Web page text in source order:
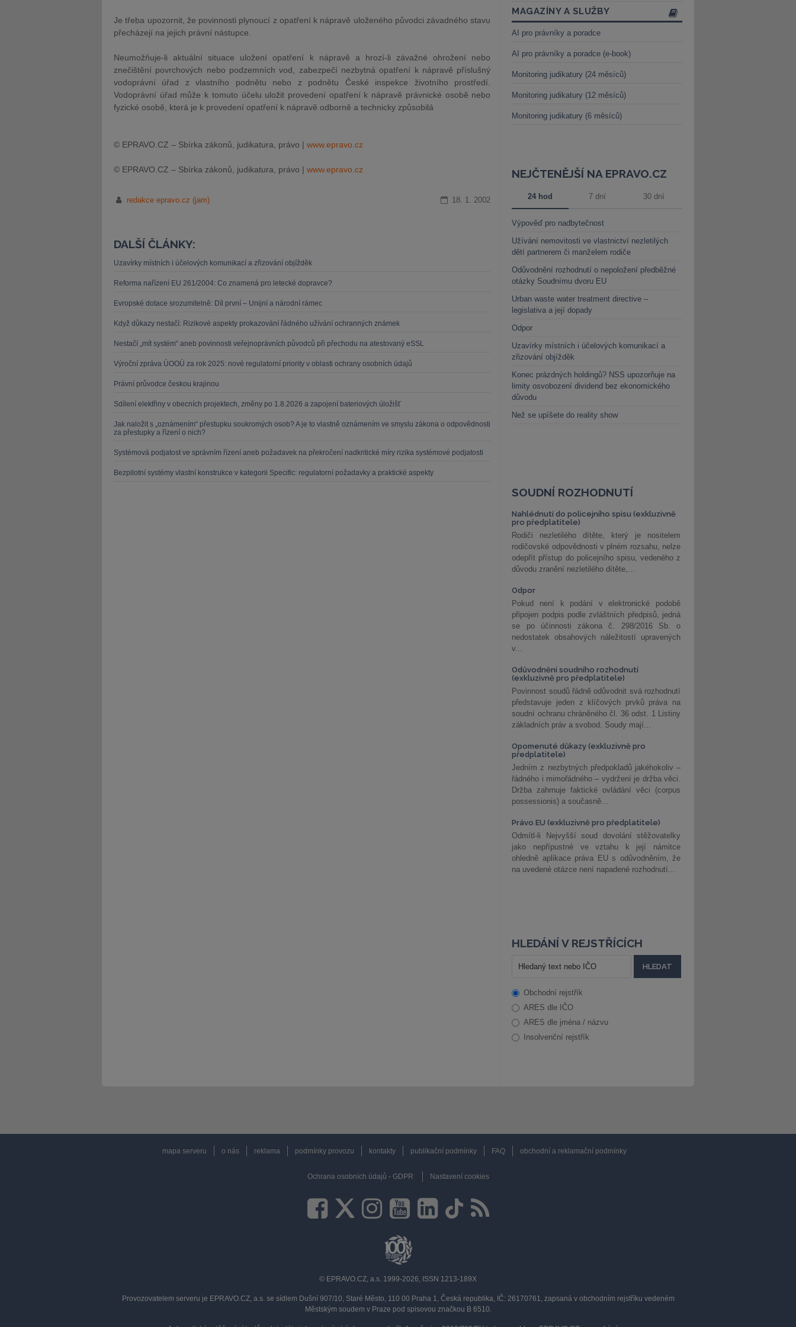
Je třeba upozornit, že povinnosti plynoucí z opatření k nápravě uloženého původci závadného stavu
přecházejí na jejich právní nástupce.
Neumožňuje-li aktuální situace uložení opatření k nápravě a hrozí-li závažné ohrožení nebo
znečištění povrchových nebo podzemních vod, zabezpečí nezbytná opatření k nápravě příslušný
vodoprávní úřad z vlastního podnětu nebo z podnětu České inspekce životního prostředí.
Vodoprávní úřad může k tomuto účelu uložit provedení opatření k nápravě právnické osobě nebo
fyzické osobě, která je k provedení opatření k nápravě odborně a technicky způsobilá
© EPRAVO.CZ – Sbírka zákonů, judikatura, právo | www.epravo.cz
© EPRAVO.CZ – Sbírka zákonů, judikatura, právo | www.epravo.cz
redakce epravo.cz (jam) 18. 1. 2002
DALŠÍ ČLÁNKY:
Uzavírky místních i účelových komunikací a zřizování objížděk
Reforma nařízení EU 261/2004: Co znamená pro letecké dopravce?
Evropské dotace srozumitelně: Díl první – Unijní a národní rámec
Když důkazy nestačí: Rizikové aspekty prokazování řádného užívání ochranných známek
Nestačí „mít systém“ aneb povinnosti veřejnoprávních původců při přechodu na atestovaný eSSL
Výroční zpráva ÚOOÚ za rok 2025: nové regulatorní priority v oblasti ochrany osobních údajů
Právní průvodce českou krajinou
Sdílení elektřiny v obecních projektech, změny po 1.8.2026 a zapojení bateriových úložišť
Jak naložit s „oznámením“ přestupku soukromých osob? A je to vlastně oznámením ve smyslu zákona o odpovědnosti
za přestupky a řízení o nich?
Systémová podjatost ve správním řízení aneb požadavek na překročení nadkritické míry rizika systémové podjatosti
Bezpilotní systémy vlastní konstrukce v kategorii Specific: regulatorní požadavky a praktické aspekty
MAGAZÍNY A SLUŽBY
AI pro právníky a poradce
AI pro právníky a poradce (e-book)
Monitoring judikatury (24 měsíců)
Monitoring judikatury (12 měsíců)
Monitoring judikatury (6 měsíců)
NEJČTENĚJŠÍ NA EPRAVO.CZ
24 hod 7 dní 30 dní
Výpověď pro nadbytečnost
Užívání nemovitosti ve vlastnictví nezletilých
dětí partnerem či manželem rodiče
Odůvodnění rozhodnutí o nepoložení předběžné
otázky Soudnímu dvoru EU
Urban waste water treatment directive –
legislativa a její dopady
Odpor
Uzavírky místních i účelových komunikací a
zřizování objížděk
Konec prázdných holdingů? NSS upozorňuje na
limity osvobození dividend bez ekonomického
důvodu
Než se upíšete do reality show
SOUDNÍ ROZHODNUTÍ
Nahlédnutí do policejního spisu (exkluzivně
pro předplatitele)
Rodiči nezletilého dítěte, který je nositelem
rodičovské odpovědnosti v plném rozsahu, nelze
odepřít přístup do policejního spisu, vedeného z
důvodu zranění nezletilého dítěte,...
Odpor
Pokud není k podání v elektronické podobě
připojen podpis podle zvláštních předpisů, jedná
se po účinnosti zákona č. 298/2016 Sb. o
nedostatek obsahových náležitostí upravených
v...
Odůvodnění soudního rozhodnutí
(exkluzivně pro předplatitele)
Povinnost soudů řádně odůvodnit svá rozhodnutí
představuje jeden z klíčových prvků práva na
soudní ochranu chráněného čl. 36 odst. 1 Listiny
základních práv a svobod. Soudy mají...
Opomenuté důkazy (exkluzivně pro
předplatitele)
Jedním z nezbytných předpokladů jakéhokoliv –
řádného i mimořádného – vydržení je držba věci.
Držba zahrnuje faktické ovládání věci (corpus
possessionis) a současně...
Právo EU (exkluzivně pro předplatitele)
Odmítl-li Nejvyšší soud dovolání stěžovatelky
jako nepřípustné ve vztahu k její námitce
ohledně aplikace práva EU s odůvodněním, že
na uvedené otázce není napadené rozhodnutí...
HLEDÁNÍ V REJSTŘÍCÍCH
Obchodní rejstřík
ARES dle IČO
ARES dle jména / názvu
Insolvenční rejstřík
mapa serveru o nás reklama podmínky provozu kontakty publikační podmínky FAQ obchodní a reklamační podmínky
Ochrana osobních údajů - GDPR Nastavení cookies
© EPRAVO.CZ, a.s. 1999-2026, ISSN 1213-189X
Provozovatelem serveru je EPRAVO.CZ, a.s. se sídlem Dušní 907/10, Staré Město, 110 00 Praha 1, Česká republika, IČ: 26170761, zapsaná v obchodním rejstříku vedeném
Městským soudem v Praze pod spisovou značkou B 6510.